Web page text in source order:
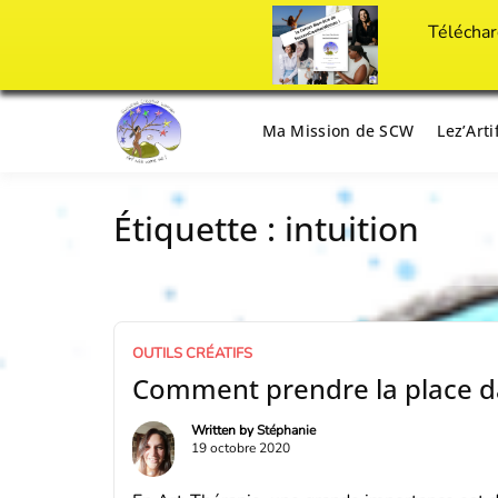
Passer
Success
Il est temps d'ART'ivez votre vie !
Ma Mission de SCW
Étiquette : intuition
OUTILS CRÉATIFS
Comment prendre la place
Written byStéphanie
19 octobre 2020